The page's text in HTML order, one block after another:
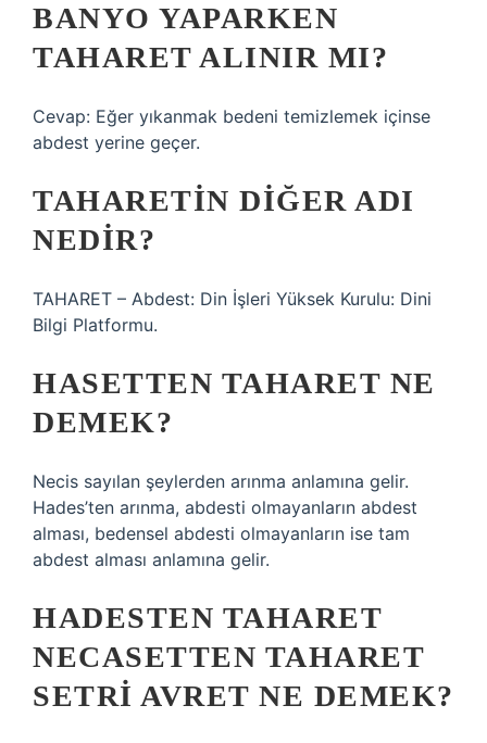
BANYO YAPARKEN
TAHARET ALINIR MI?
Cevap: Eğer yıkanmak bedeni temizlemek içinse
abdest yerine geçer.
TAHARETIN DIĞER ADI
NEDIR?
TAHARET – Abdest: Din İşleri Yüksek Kurulu: Dini
Bilgi Platformu.
HASETTEN TAHARET NE
DEMEK?
Necis sayılan şeylerden arınma anlamına gelir.
Hades’ten arınma, abdesti olmayanların abdest
alması, bedensel abdesti olmayanların ise tam
abdest alması anlamına gelir.
HADESTEN TAHARET
NECASETTEN TAHARET
SETRI AVRET NE DEMEK?